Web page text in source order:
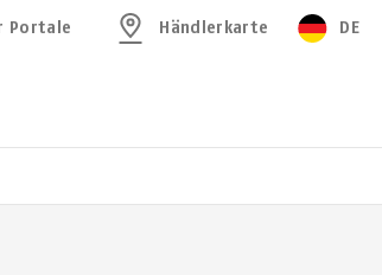
Portale Händlerkarte DE